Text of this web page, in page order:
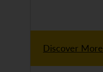
Discover More